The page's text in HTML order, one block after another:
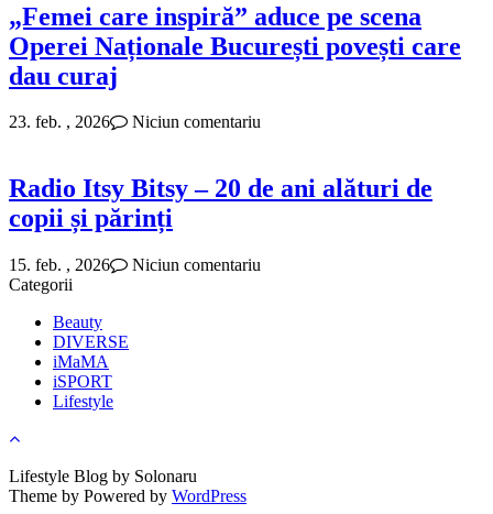
„Femei care inspiră” aduce pe scena
Operei Naționale București povești care
dau curaj
23. feb. , 2026 Niciun comentariu
Radio Itsy Bitsy – 20 de ani alături de
copii și părinți
15. feb. , 2026
Niciun comentariu
Categorii
Beauty
DIVERSE
iMaMA
iSPORT
Lifestyle
Lifestyle Blog by Solonaru
Theme by Powered by WordPress